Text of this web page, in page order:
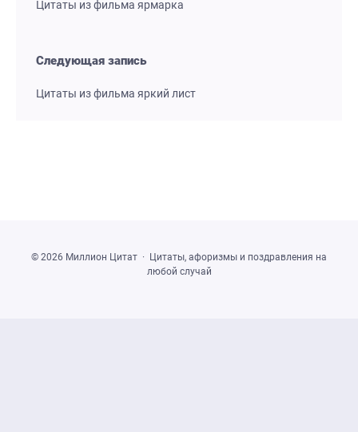
Цитаты из фильма ярмарка
Следующая запись
Цитаты из фильма яркий лист
© 2026 Миллион Цитат ·
Цитаты, афоризмы и поздравления на
любой случай